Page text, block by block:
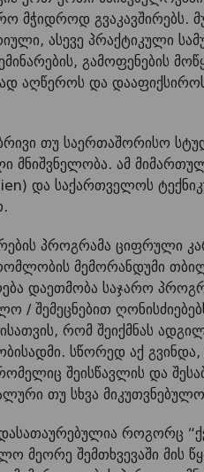
მჭიდროდ გვაკავშირებს.
ასევე პრაქტიკული
გამოფენების
აღწეროს და
თუ საერთაშორისო
ამ
და საქართველოს
პროგრამა ციფრული
მემორანდუმი
დაეთმობა საჯარო
/ შემეცნებით
რომ შეიქმნას
სწორედ აქ
შეისწავლის და
თუ სხვა
როგორც
მეორე შემთხვევაში მის